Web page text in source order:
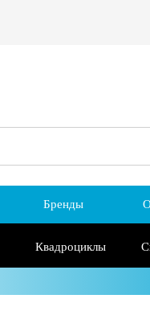
Бренды
Квадроциклы